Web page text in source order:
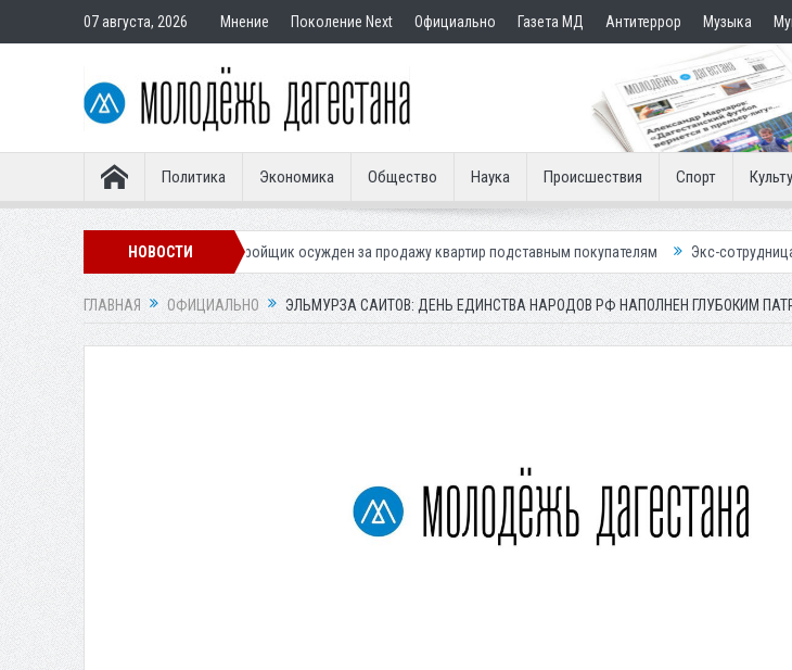
07 августа, 2026 Мнение Поколение Next Официально Газета МД Антитеррор Музыка
Политика Экономика Общество Наука Происшествия Спорт
НОВОСТИ
В Дербенте застройщик осужден за продажу квартир подставным покупателям Экс-сотрудница Соцфонда
ГЛАВНАЯ ОФИЦИАЛЬНО ЭЛЬМУРЗА САИТОВ: ДЕНЬ ЕДИНСТВА НАРОДОВ РФ НАПОЛНЕН ГЛУБОКИМ